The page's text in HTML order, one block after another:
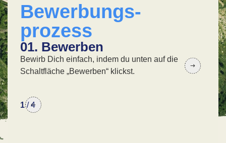
Bewerbungs-
prozess
01. Bewerben
Bewirb Dich einfach, indem du unten auf die
Schaltfläche „Bewerben“ klickst.
In
1/4